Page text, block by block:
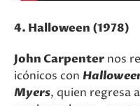
4. Halloween (1978)
John Carpenter nos
icónicos con
Myers, quien regresa